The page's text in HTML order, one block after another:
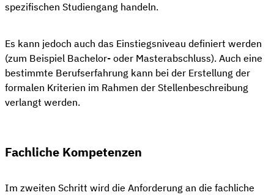
spezifischen Studiengang handeln.
Es kann jedoch auch das Einstiegsniveau definiert werden
(zum Beispiel Bachelor- oder Masterabschluss). Auch eine
bestimmte Berufserfahrung kann bei der Erstellung der
formalen Kriterien im Rahmen der Stellenbeschreibung
verlangt werden.
Fachliche Kompetenzen
Im zweiten Schritt wird die Anforderung an die fachliche